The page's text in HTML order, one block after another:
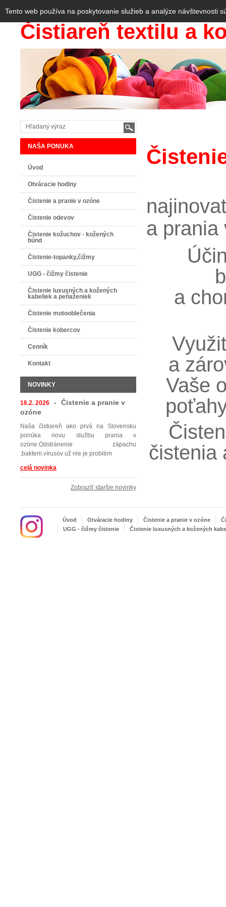
Čistiareň textilu a
NAŠA PONUKA
Úvod
Otváracie hodiny
Čistenie a pranie v ozóne
Čistenie odevov
Čistenie kožuchov - kožených
búnd
Čistenie-topanky,čižmy
UGG - čižmy čistenie
Čistenie luxusných a kožených
kabeliek a peňaženiek
Čistenie motooblečenia
Čistenie kobercov
Cenník
Kontakt
NOVINKY
16.2. 2026 -
Čistenie a pranie v
ozóne
Naša čistiareň ako prvá na Slovensku
ponúka novu službu prania v
ozóne.Odstránenie zápachu
,bakterii,vírusov už nie je problém
celá novinka
Zobraziť staršie novinky
a prania
a
a
Vaše
čistenia
Úvod Otváracie hodiny Čistenie a pranie v ozóne
UGG - čižmy čistenie
Čistenie luxusných a kožených
Tento web používa na poskytovanie služieb a analýze návštevnosti